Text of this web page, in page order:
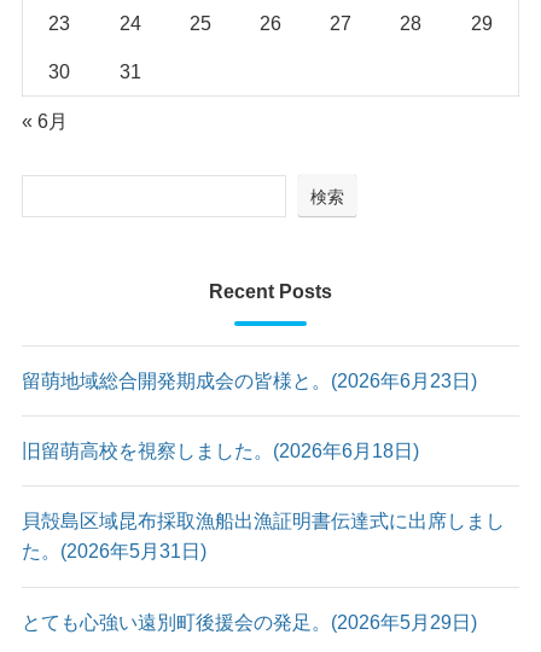
23 24 25 26 27 28 29
30 31
« 6月
検索
Recent Posts
留萌地域総合開発期成会の皆様と。(2026年6月23日)
旧留萌高校を視察しました。(2026年6月18日)
貝殻島区域昆布採取漁船出漁証明書伝達式に出席しまし
た。(2026年5月31日)
とても心強い遠別町後援会の発足。(2026年5月29日)